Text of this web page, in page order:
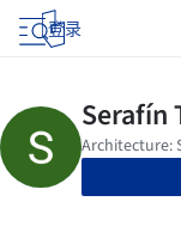
登录